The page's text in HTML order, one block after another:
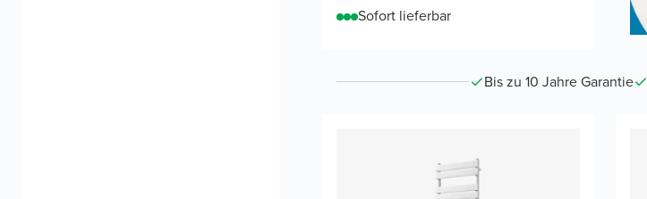
Sofort lieferbar
Bis zu 10 Jahre Garantie